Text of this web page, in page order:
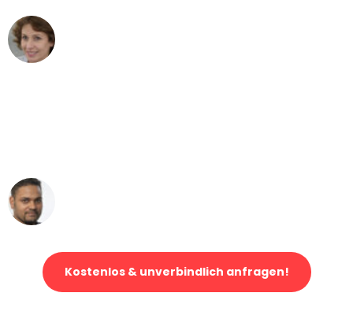
Kostenlos & unverbindlich anfragen!